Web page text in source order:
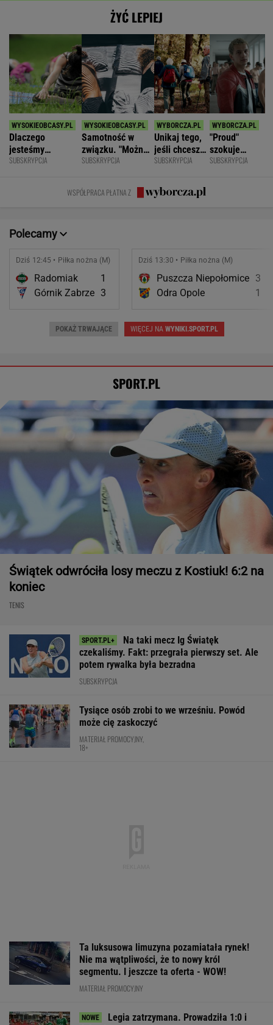
ŻYĆ LEPIEJ
Dlaczego
jesteśmy
permanentnie
SUBSKRYPCJA
Samotność w
związku. "Można
być kochaną i
się samotną"
SUBSKRYPCJA
Unikaj tego,
jeśli chcesz
znacznie
starczą
demencję
SUBSKRYPCJA
"Proud"
szokuje
odważnymi
SUBSKRYPCJA
WSPÓŁPRACA PŁATNA Z
Polecamy
Dziś 12:45 • Piłka nożna (M)
Radomiak
1
Górnik Zabrze 3
Dziś 13:30 • Piłka nożna (M)
Puszcza Niepołomice 3
Odra Opole
1
POKAŻ TRWAJĄCE WIĘCEJ NAWYNIKI.SPORT.PL
SPORT.PL
Świątek odwróciła losy meczu z Kostiuk! 6:2 na
koniec
TENIS
Na taki mecz Ig Światęk
czekaliśmy. Fakt: przegrała pierwszy set. Ale
potem rywalka była bezradna
SUBSKRYPCJA
Tysiące osób zrobi to we wrześniu. Powód
może cię zaskoczyć
MATERIAŁ PROMOCYJNY,
18+
Ta luksusowa limuzyna pozamiatała rynek!
Nie ma wątpliwości, że to nowy król
segmentu. I jeszcze ta oferta - WOW!
MATERIAŁ PROMOCYJNY
Legia zatrzymana. Prowadziła 1:0 i